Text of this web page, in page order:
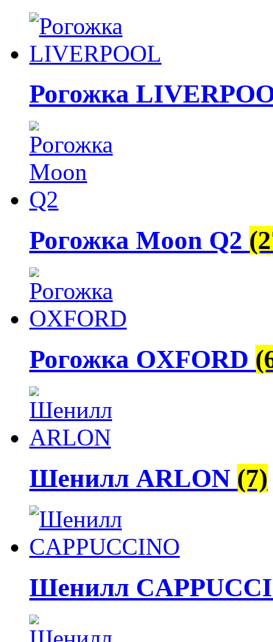
Рогожка
Рогожка Moon Q2
Рогожка OXFORD
Шенилл ARLON (7)
Шенилл